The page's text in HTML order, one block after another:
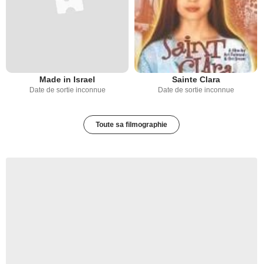
Made in Israel
Date de sortie inconnue
Sainte Clara
Date de sortie inconnue
Toute sa filmographie